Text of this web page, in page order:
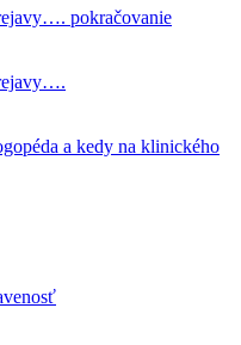
pokračovanie
a kedy na klinického